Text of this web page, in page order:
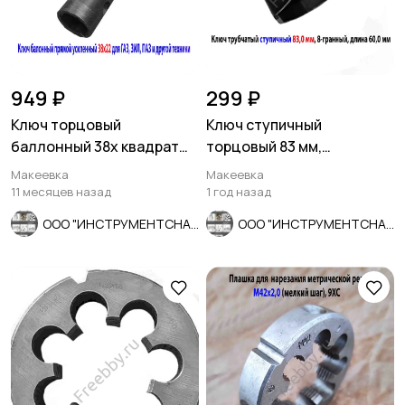
949 ₽
Ключ торцовый
баллонный 38х квадрат
22, прямой, для ГАЗ, ЗИЛ,
ПАЗ.
Макеевка
11 месяцев назад
299 ₽
Ключ ступичный
торцовый 83 мм,
трубчатый, 8-гранный,
длина 60 мм, СССР
Макеевка
1 год назад